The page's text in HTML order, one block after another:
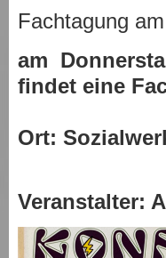
Fachtagung
am
findet eine
Ort:
Veranstalter: